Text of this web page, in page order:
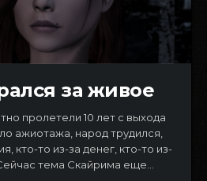
за живое
пролетели 10 лет с выхода
ажиотажа, народ трудился,
кто-то из-за денег, кто-то из-
тема Скайрима еще...